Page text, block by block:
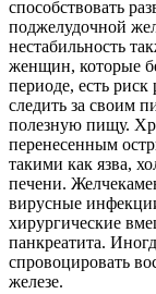
способствовать
поджелудочной
нестабильность
женщин, которые
периоде, есть
следить за своим
полезную пищу.
перенесенным
такими как язва,
печени.
вирусные
хирургические
панкреатита.
спровоцировать
железе.